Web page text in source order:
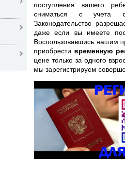
поступления вашего
сниматься с учета с
Законодательство
даже если вы имеете
Воспользовавшись нашим
приобрести временную
цене только за одного
мы зарегистрируем